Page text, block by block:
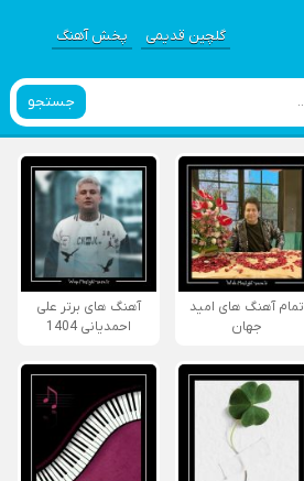
گلچین قدیمی پخش آهنگ
جستجو
تمام آهنگ های امید
جهان
آهنگ های برتر علی
احمدیانی 1404